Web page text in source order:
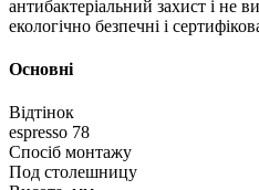
антибактеріальний захист і не
екологічно безпечні і
Основні
Відтінок
espresso 78
Спосіб монтажу
Под столешницу